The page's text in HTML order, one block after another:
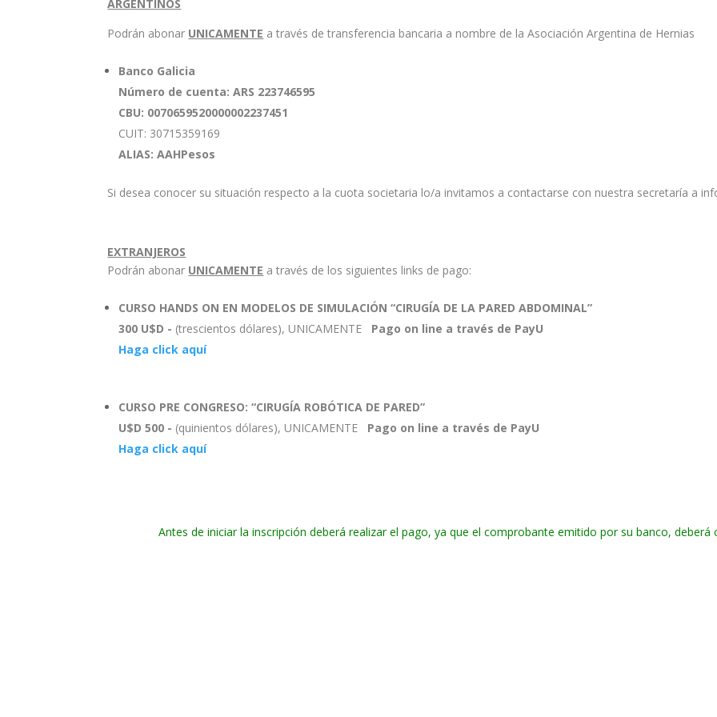
ARGENTINOS
Podrán abonar UNICAMENTE a través de transferencia bancaria a nombre de la Asociación Argentina de Hernias
Banco Galicia
Número de cuenta: ARS 223746595
CBU: 0070659520000002237451
CUIT: 30715359169
ALIAS: AAHPesos
Si desea conocer su situación respecto a la cuota societaria lo/a invitamos a contactarse con nuestra secretaría a
EXTRANJEROS
Podrán abonar UNICAMENTE a través de los siguientes links de pago:
CURSO HANDS ON EN MODELOS DE SIMULACIÓN“CIRUGÍA DE LA PARED ABDOMINAL”
300 U$D - (trescientos dólares), UNICAMENTE
Pago on line a través de PayU
Haga click aquí
CURSO PRE CONGRESO:“CIRUGÍA ROBÓTICA DE PARED”
U$D 500 - (quinientos dólares), UNICAMENTE
Pago on line a través de PayU
Haga click aquí
Antes de iniciar la inscripción deberá realizar el pago, ya que el comprobante emitido por su banco,